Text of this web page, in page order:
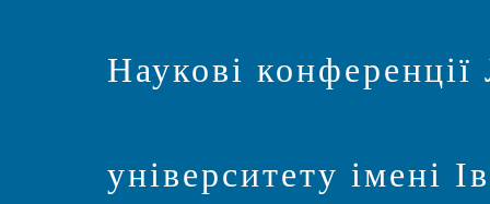
Наукові конференції
університету імені